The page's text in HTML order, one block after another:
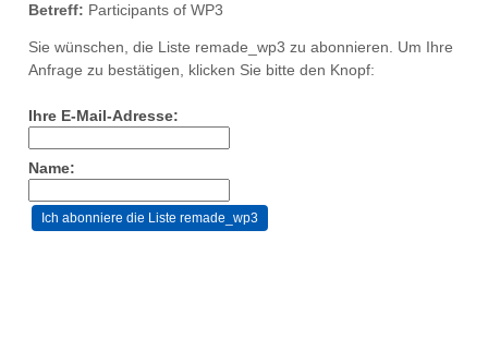
Betreff: Participants of WP3
Sie wünschen, die Liste remade_wp3 zu abonnieren. Um Ihre
Anfrage zu bestätigen, klicken Sie bitte den Knopf:
Ihre E-Mail-Adresse:
Name: